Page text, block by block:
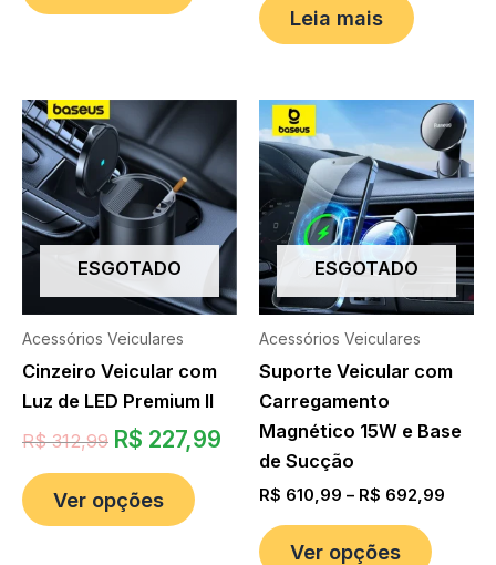
Leia mais
ESGOTADO
Acessórios Veiculares
Cinzeiro Veicular com
Luz de LED Premium II
R$312,99 R$ 227,99
Ver opções
ESGOTADO
Acessórios Veiculares
Suporte Veicular com
Carregamento
Magnético 15W e Base
de Sucção
R$ 610,99 – R$ 692,99
Ver opções